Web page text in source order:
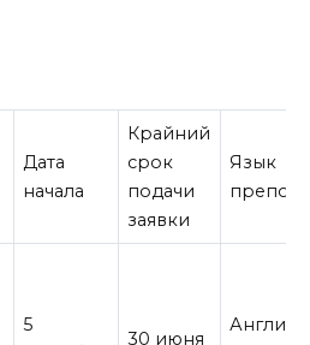
Дата
начала
Крайний
срок
подачи
заявки
Язык
5
30 июня